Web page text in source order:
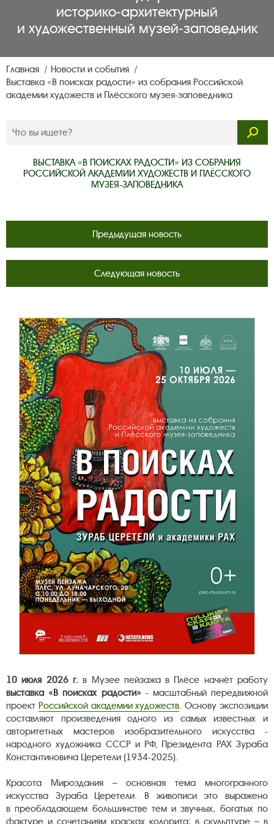
историко‑архитектурный
и художественный музей‑заповедник
Главная
Новости и события
Выставка «В поисках радости» из собрания Российской
академии художеств и Плёсского музея-заповедника
ВЫСТАВКА «В ПОИСКАХ РАДОСТИ» ИЗ СОБРАНИЯ
РОССИЙСКОЙ АКАДЕМИИ ХУДОЖЕСТВ И ПЛЁССКОГО
МУЗЕЯ-ЗАПОВЕДНИКА
Предыдущая новость
Следующая новость
10 июля 2026 г.в Музее пейзажа в Плёсе начнёт работу
выставка «В поисках радости» - масштабный передвижной
проект Российской академии художеств. Основу экспозиции
составляют произведения одного из самых известных и
авторитетных мастеров изобразительного искусства -
народного художника СССР и РФ, Президента РАХ Зураба
Константиновича Церетели (1934-2025).
Красота Мироздания – основная тема многогранного
искусства Зураба Церетели. В живописи это выражено
в преобладающем большинстве тем и звучных, богатых по
фактуре и сочетаниям красках колорита; в скульптуре – в